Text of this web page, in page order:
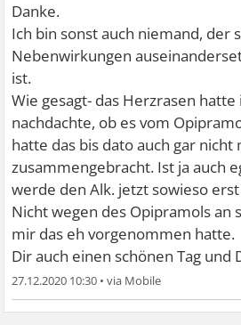
Danke.
Ich bin sonst auch niemand, der
Nebenwirkungen
ist.
Wie gesagt- das Herzrasen
nachdachte, ob es vom
hatte das bis dato auch gar nicht
zusammengebracht. Ist ja auch
werde den Alk. jetzt sowieso
Nicht wegen des Opipramols an
mir das eh vorgenommen hatte.
Dir auch einen schönen Tag und
27.12.2020 10:30 •